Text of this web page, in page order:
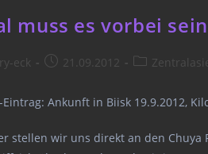
muss es vorbei
eck
Post21.09.2012
Post
Ankunft in Biisk 19.9.2012,
stellen wir uns direkt an den